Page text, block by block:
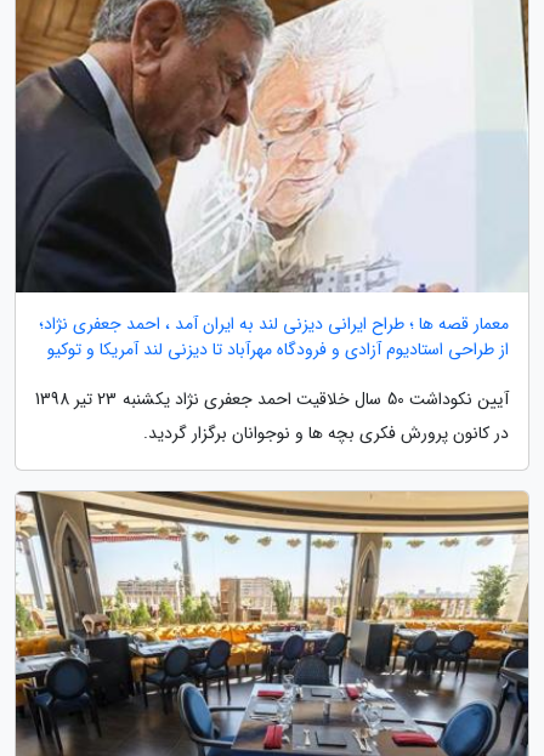
معمار قصه ها ؛ طراح ایرانی دیزنی لند به ایران آمد ، احمد جعفری نژاد؛
از طراحی استادیوم آزادی و فرودگاه مهرآباد تا دیزنی لند آمریکا و توکیو
آیین نکوداشت 50 سال خلاقیت احمد جعفری نژاد یکشنبه 23 تیر 1398
در کانون پرورش فکری بچه ها و نوجوانان برگزار گردید.